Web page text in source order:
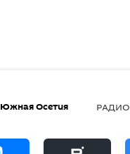
Южная Осетия РАДИО